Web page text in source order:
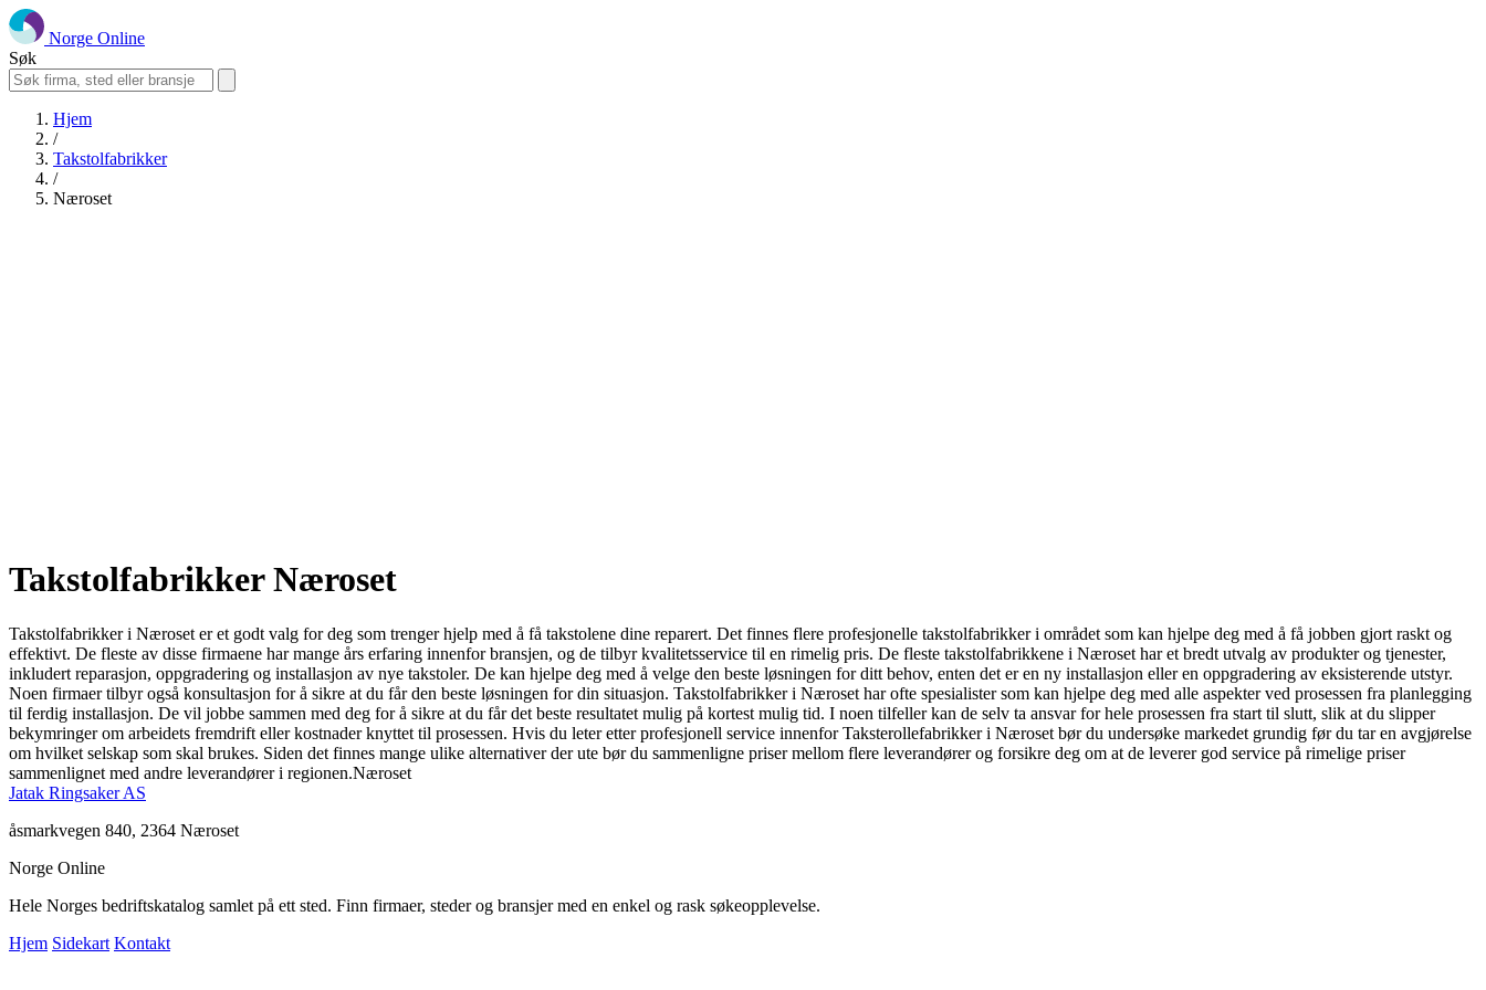
Norge Online
Søk
Hjem
/
Takstolfabrikker
/
Næroset
Takstolfabrikker Næroset
Takstolfabrikker i Næroset er et godt valg for deg som trenger hjelp med å få takstolene dine reparert. Det finnes flere profesjonelle takstolfabrikker i området som kan hjelpe deg med å få jobben gjort raskt og
effektivt. De fleste av disse firmaene har mange års erfaring innenfor bransjen, og de tilbyr kvalitetsservice til en rimelig pris. De fleste takstolfabrikkene i Næroset har et bredt utvalg av produkter og tjenester,
inkludert reparasjon, oppgradering og installasjon av nye takstoler. De kan hjelpe deg med å velge den beste løsningen for ditt behov, enten det er en ny installasjon eller en oppgradering av eksisterende utstyr.
Noen firmaer tilbyr også konsultasjon for å sikre at du får den beste løsningen for din situasjon. Takstolfabrikker i Næroset har ofte spesialister som kan hjelpe deg med alle aspekter ved prosessen fra planlegging
til ferdig installasjon. De vil jobbe sammen med deg for å sikre at du får det beste resultatet mulig på kortest mulig tid. I noen tilfeller kan de selv ta ansvar for hele prosessen fra start til slutt, slik at du slipper
bekymringer om arbeidets fremdrift eller kostnader knyttet til prosessen. Hvis du leter etter profesjonell service innenfor Taksterollefabrikker i Næroset bør du undersøke markedet grundig før du tar en avgjørelse
om hvilket selskap som skal brukes. Siden det finnes mange ulike alternativer der ute bør du sammenligne priser mellom flere leverandører og forsikre deg om at de leverer god service på rimelige priser
sammenlignet med andre leverandører i regionen.Næroset
Jatak Ringsaker AS
åsmarkvegen 840, 2364 Næroset
Norge Online
Hele Norges bedriftskatalog samlet på ett sted. Finn firmaer, steder og bransjer med en enkel og rask søkeopplevelse.
Hjem Sidekart Kontakt